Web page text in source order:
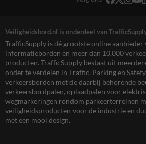
Veiligheidsbord.nl is onderdeel van
TrafficSupply is dé grootste online aanbieder
informatieborden en meer dan 10.000
producten. TrafficSupply bestaat uit
onder te verdelen in Traffic, Parking en
verkeersborden met de daarbij behorende
verkeersbordpalen, oplaadpalen voor
wegmarkeringen rondom parkeerterreinen
veiligheidsproducten voor de industrie en
met een mooi design.